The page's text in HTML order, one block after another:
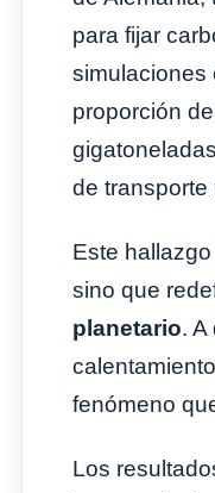
para fijar
simulaciones
proporción
de transporte
Este
sino que
planetario.
fenómeno
Los